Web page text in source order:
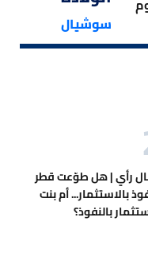
سوشيال
رأي | هل طوّعت قطر
بالاستثمار... أم بنت
بالنفوذ؟